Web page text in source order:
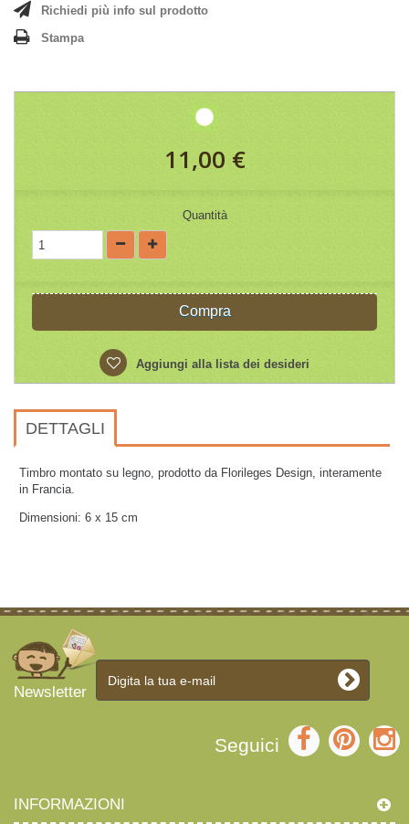
Richiedi più info sul prodotto
Stampa
11,00 €
Quantità
Compra
Aggiungi alla lista dei desideri
DETTAGLI
Timbro montato su legno, prodotto da Florileges Design, interamente
in Francia.
Dimensioni: 6 x 15 cm
Newsletter
Seguici
INFORMAZIONI